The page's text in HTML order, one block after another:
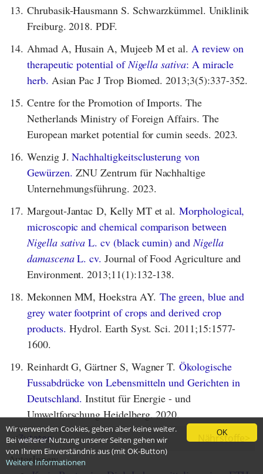
13. Chrubasik-Hausmann S. Schwarzkümmel. Uniklinik
Freiburg. 2018. PDF.
14. Ahmad A, Husain A, Mujeeb M et al.A review on
therapeutic potential ofNigella sativa: A miracle
herb. Asian Pac J Trop Biomed. 2013;3(5):337-352.
15. Centre for the Promotion of Imports. The
Netherlands Ministry of Foreign Affairs. The
European market potential for cumin seeds. 2023.
16. Wenzig J.Nachhaltigkeitsclusterung von
Gewürzen. ZNU Zentrum für Nachhaltige
Unternehmungsführung. 2023.
17. Margout-Jantac D, Kelly MT et al.Morphological,
microscopic and chemical comparison between
Nigella sativa L. cv (black cumin) andNigella
damascenaL. cv. Journal of Food Agriculture and
Environment. 2013;11(1):132-138.
18. Mekonnen MM, Hoekstra AY. The green, blue and
grey water footprint of crops and derived crop
products. Hydrol. Earth Syst. Sci. 2011;15:1577-
1600.
19. Reinhardt G, Gärtner S, Wagner T.Ökologische
Fussabdrücke von Lebensmitteln und Gerichten in
Deutschland. Institut für Energie - und
Umweltforschung Heidelberg. 2020.
<Zutaten Nährstoffe
AutorInnen:
OK
Wir verwenden Cookies, geben aber keine weiter.
Bei weiterer Nutzung unserer Seiten gehen wir
von Ihrem Einverständnis aus (mit OK-Button)
Weitere Informationen